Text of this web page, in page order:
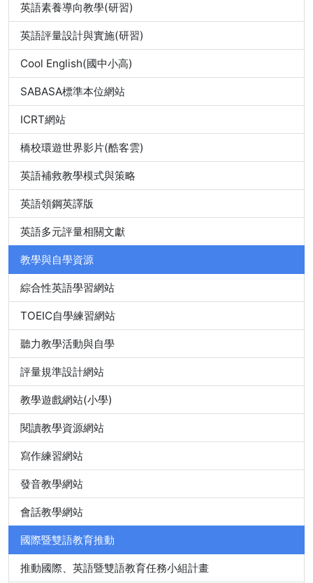
英語素養導向教學(研習)
英語評量設計與實施(研習)
Cool English(國中小高)
SABASA標準本位網站
ICRT網站
橋校環遊世界影片(酷客雲)
英語補救教學模式與策略
英語領鋼英譯版
英語多元評量相關文獻
教學與自學資源
綜合性英語學習網站
TOEIC自學練習網站
聽力教學活動與自學
評量規準設計網站
教學遊戲網站(小學)
閱讀教學資源網站
寫作練習網站
發音教學網站
會話教學網站
國際暨雙語教育推動
推動國際、英語暨雙語教育任務小組計畫